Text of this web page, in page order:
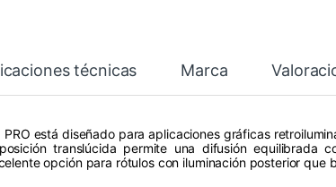
técnicas Marca
está diseñado para aplicaciones gráficas
translúcida permite una difusión equilibrada
opción para rótulos con iluminación posterior que